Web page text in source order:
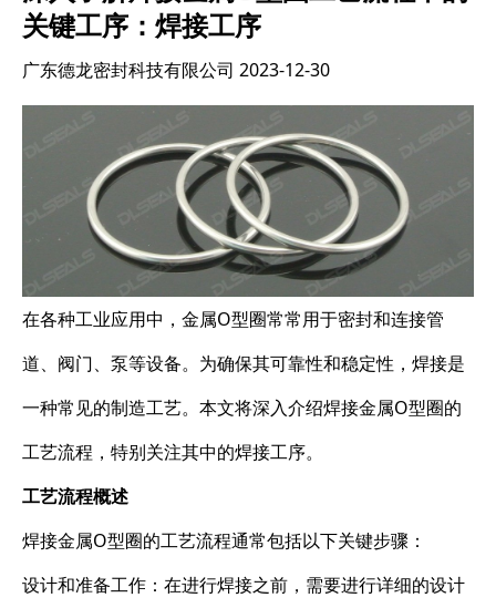
关键工序：焊接工序
广东德龙密封科技有限公司 2023-12-30
在各种工业应用中，金属O型圈常常用于密封和连接管
道、阀门、泵等设备。为确保其可靠性和稳定性，焊接是
一种常见的制造工艺。本文将深入介绍焊接金属O型圈的
工艺流程，特别关注其中的焊接工序。
工艺流程概述
焊接金属O型圈的工艺流程通常包括以下关键步骤：
设计和准备工作：在进行焊接之前，需要进行详细的设计